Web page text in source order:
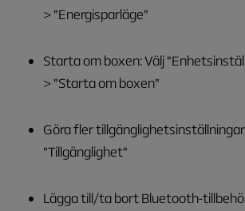
> ”Energisparläge”
Starta om boxen: Välj
> ”Starta om boxen”
Göra fler
”Tillgänglighet”
Lägga till/ta bort Bluetooth-